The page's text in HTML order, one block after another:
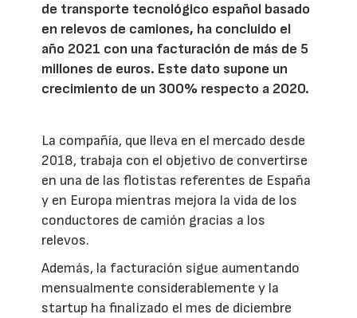
de transporte tecnológico español basado
en relevos de camiones, ha concluido el
año 2021 con una facturación de más de 5
millones de euros. Este dato supone un
crecimiento de un 300% respecto a 2020.
La compañía, que lleva en el mercado desde
2018, trabaja con el objetivo de convertirse
en una de las flotistas referentes de España
y en Europa mientras mejora la vida de los
conductores de camión gracias a los
relevos.
Además, la facturación sigue aumentando
mensualmente considerablemente y la
startup ha finalizado el mes de diciembre